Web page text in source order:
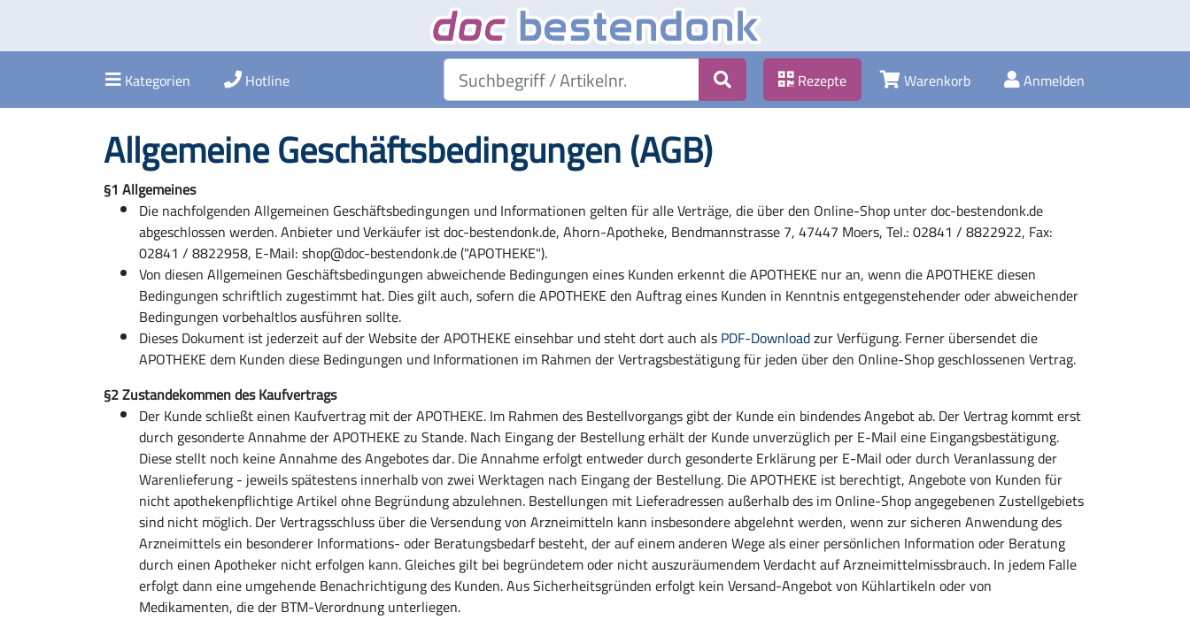
Kategorien Hotline Rezepte Warenkorb Anmelden
Allgemeine Geschäfts­bedingungen (AGB)
§1 Allgemeines
Die nachfolgenden Allgemeinen Geschäftsbedingungen und Informationen gelten für alle Verträge, die über den Online-Shop unter doc-bestendonk.de
abgeschlossen werden. Anbieter und Verkäufer ist doc-bestendonk.de, Ahorn-Apotheke, Bendmannstrasse 7, 47447 Moers, Tel.: 02841 / 8822922, Fax:
02841 / 8822958, E-Mail: shop@doc-bestendonk.de ("APOTHEKE").
Von diesen Allgemeinen Geschäftsbedingungen abweichende Bedingungen eines Kunden erkennt die APOTHEKE nur an, wenn die APOTHEKE diesen
Bedingungen schriftlich zugestimmt hat. Dies gilt auch, sofern die APOTHEKE den Auftrag eines Kunden in Kenntnis entgegenstehender oder abweichender
Bedingungen vorbehaltlos ausführen sollte.
Dieses Dokument ist jederzeit auf der Website der APOTHEKE einsehbar und steht dort auch alsPDF-Downloadzur Verfügung. Ferner übersendet die
APOTHEKE dem Kunden diese Bedingungen und Informationen im Rahmen der Vertragsbestätigung für jeden über den Online-Shop geschlossenen Vertrag.
§2 Zustandekommen des Kaufvertrags
Der Kunde schließt einen Kaufvertrag mit der APOTHEKE. Im Rahmen des Bestellvorgangs gibt der Kunde ein bindendes Angebot ab. Der Vertrag kommt erst
durch gesonderte Annahme der APOTHEKE zu Stande. Nach Eingang der Bestellung erhält der Kunde unverzüglich per E-Mail eine Eingangsbestätigung.
Diese stellt noch keine Annahme des Angebotes dar. Die Annahme erfolgt entweder durch gesonderte Erklärung per E-Mail oder durch Veranlassung der
Warenlieferung - jeweils spätestens innerhalb von zwei Werktagen nach Eingang der Bestellung. Die APOTHEKE ist berechtigt, Angebote von Kunden für
nicht apothekenpflichtige Artikel ohne Begründung abzulehnen. Bestellungen mit Lieferadressen außerhalb des im Online-Shop angegebenen Zustellgebiets
sind nicht möglich. Der Vertragsschluss über die Versendung von Arzneimitteln kann insbesondere abgelehnt werden, wenn zur sicheren Anwendung des
Arzneimittels ein besonderer Informations- oder Beratungsbedarf besteht, der auf einem anderen Wege als einer persönlichen Information oder Beratung
durch einen Apotheker nicht erfolgen kann. Gleiches gilt bei begründetem oder nicht auszuräumendem Verdacht auf Arzneimittelmissbrauch. In jedem Falle
erfolgt dann eine umgehende Benachrichtigung des Kunden. Aus Sicherheitsgründen erfolgt kein Versand-Angebot von Kühlartikeln oder von
Medikamenten, die der BTM-Verordnung unterliegen.